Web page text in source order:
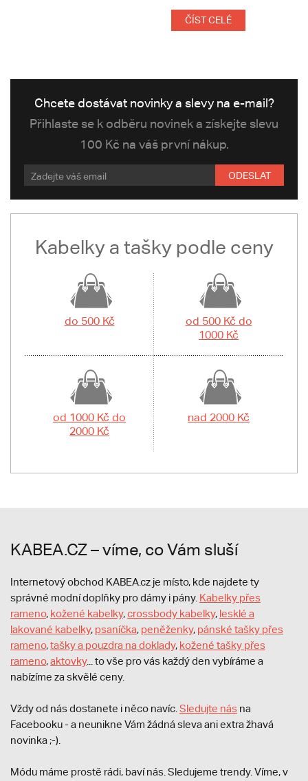
ČÍST CELÉ
Chcete dostávat novinky a slevy na e-mail?
Přihlaste se k odběru novinek a získejte slevu
100 Kč na váš první nákup.
ODESLAT
Kabelky a tašky podle ceny
do 500 Kč
od 500 Kč do
1000 Kč
od 1000 Kč do
2000 Kč
nad 2000 Kč
KABEA.CZ – víme, co Vám sluší
Internetový obchod KABEA.cz je místo, kde najdete ty
správné modní doplňky pro dámy i pány. Kabelky přes
rameno, kožené kabelky,crossbody kabelky, lesklé a
lakované kabelky, psaníčka, peněženky, pánské tašky přes
rameno,tašky a pouzdra na doklady, kožené tašky přes
rameno,aktovky... to vše pro vás každý den vybíráme a
nabízíme za skvělé ceny.
Vždy od nás dostanete i něco navíc. Sledujte nás na
Facebooku - a neunikne Vám žádná sleva ani extra žhavá
novinka ;-).
Módu máme prostě rádi, baví nás. Sledujeme trendy. Víme, v